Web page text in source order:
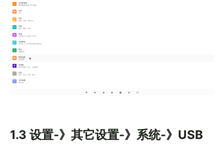
1.3 设置-》其它设置-》系统-》USB